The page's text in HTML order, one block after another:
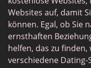
JPeopleMeet
Trans Dating
Senior Dating Sites
MyLOL
Websites auf, damit
können. Egal, ob Sie
ernsthaften
helfen, das zu
verschiedene